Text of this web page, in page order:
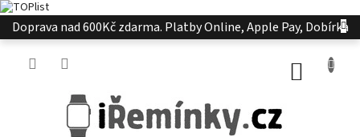
Přejít
na
Doprava nad 600Kč zdarma. Platby Online, Apple Pay, Dobírka